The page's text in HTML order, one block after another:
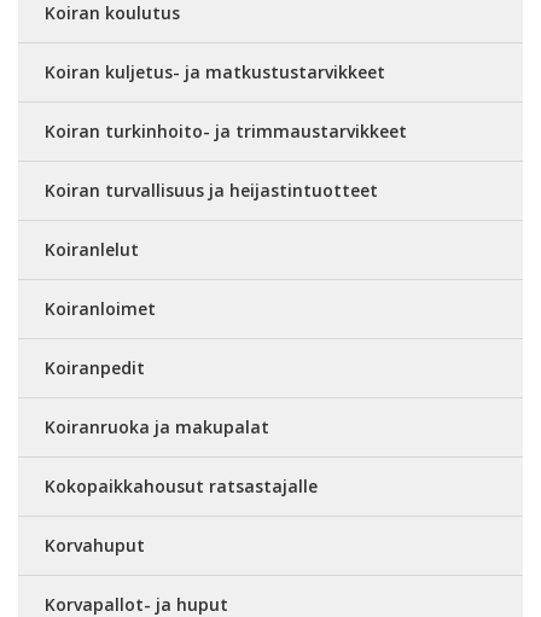
Koiran koulutus
Koiran kuljetus- ja matkustustarvikkeet
Koiran turkinhoito- ja trimmaustarvikkeet
Koiran turvallisuus ja heijastintuotteet
Koiranlelut
Koiranloimet
Koiranpedit
Koiranruoka ja makupalat
Kokopaikkahousut ratsastajalle
Korvahuput
Korvapallot- ja huput